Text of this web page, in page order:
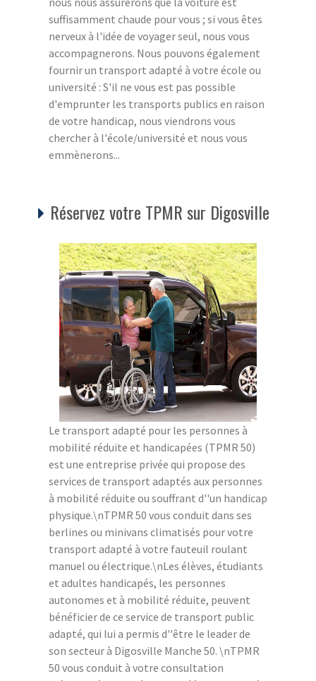
suffisamment chaude pour vous ; si vous êtes
nerveux à l'idée de voyager seul, nous vous
accompagnerons. Nous pouvons également
fournir un transport adapté à votre école ou
université : S'il ne vous est pas possible
d'emprunter les transports publics en raison
de votre handicap, nous viendrons vous
chercher à l'école/université et nous vous
emmènerons...
Réservez votre TPMR sur Digosville
Le transport adapté pour les personnes à
mobilité réduite et handicapées (TPMR 50)
est une entreprise privée qui propose des
services de transport adaptés aux personnes
à mobilité réduite ou souffrant d''un handicap
physique.\nTPMR 50 vous conduit dans ses
berlines ou minivans climatisés pour votre
transport adapté à votre fauteuil roulant
manuel ou électrique.\nLes élèves, étudiants
et adultes handicapés, les personnes
autonomes et à mobilité réduite, peuvent
bénéficier de ce service de transport public
adapté, qui lui a permis d''être le leader de
son secteur à Digosville Manche 50. \nTPMR
50 vous conduit à votre consultation